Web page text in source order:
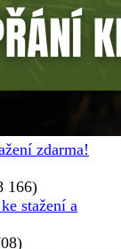
zdarma!
166)
stažení a